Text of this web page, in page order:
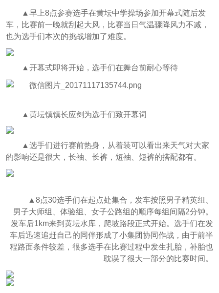
▲ 早上8点参赛选手在黄坛中学操场参加开幕式随后发
车，比赛前一晚就刮起大风，比赛当日气温骤降风力不减，
也为选手们本次的挑战增加了难度。
▲ 开幕式即将开始，选手们在舞台前耐心等待
▲黄坛镇镇长应剑为选手们致开幕词
▲选手们进行赛前热身，从着装可以看出来天气对大家
的影响还是很大，长袖、长裤，短袖、短裤的搭配都有。
▲8点30选手们在起点处集合，发车按照男子精英组、
男子大师组、体验组、女子公路组的顺序每组间隔2分钟。
发车后1km来到黄坛水库，爬坡路段正式开始。选手们在发
车后迅速追赶自己的同伴形成了小集团协同作战，由于前半
程路面条件较差，很多选手在比赛过程中发生扎胎，补胎也
耽误了很大一部分的比赛时间。